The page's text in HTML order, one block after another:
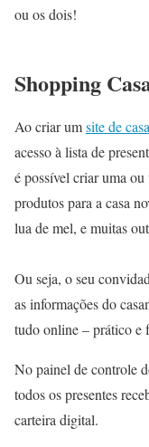
ou os dois!
Shopping
Ao criar umsite de
acesso à lista de
é possível criar uma
produtos para a casa
lua de mel, e muitas
Ou seja, o seu
as informações do
tudo online – prático e
No painel de controle
todos os presentes
carteira digital.